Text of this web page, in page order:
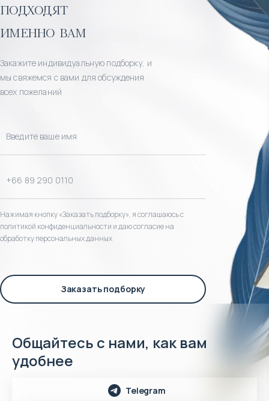
подходят
именно вам
Закажите индивидуальную подборку, и
мы свяжемся с вами для обсуждения
всех пожеланий
Нажимая кнопку «Заказать подборку», я соглашаюсь с
политикой конфиденциальности и даю согласие на
обработку персональных данных
Заказать подборку
Общайтесь с нами, как вам
удобнее
Telegram